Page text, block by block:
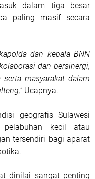
dalam tiga besar
paling masif secara
dan kepala BNN
dan bersinergi,
masyarakat dalam
Ucapnya.
geografis Sulawesi
kecil atau
tersendiri bagi aparat
dinilai sangat penting